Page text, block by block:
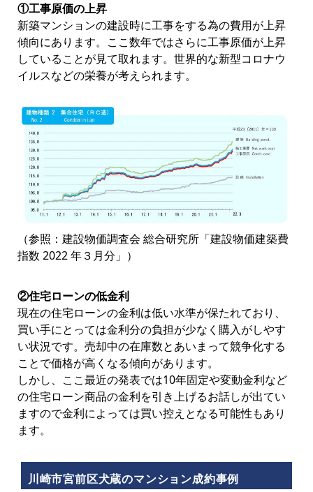
①工事原価の上昇
新築マンションの建設時に工事をする為の費用が上昇
傾向にあります。ここ数年ではさらに工事原価が上昇
していることが見て取れます。世界的な新型コロナウ
イルスなどの栄養が考えられます。
（参照：建設物価調査会 総合研究所「建設物価建築費
指数 2022 年３⽉分」）
②住宅ローンの低金利
現在の住宅ローンの金利は低い水準が保たれており、
買い手にとっては金利分の負担が少なく購入がしやす
い状況です。売却中の在庫数とあいまって競争化する
ことで価格が高くなる傾向があります。
しかし、ここ最近の発表では10年固定や変動金利など
の住宅ローン商品の金利を引き上げるお話しが出てい
ますので金利によっては買い控えとなる可能性もあり
ます。
川崎市宮前区犬蔵のマンション成約事例